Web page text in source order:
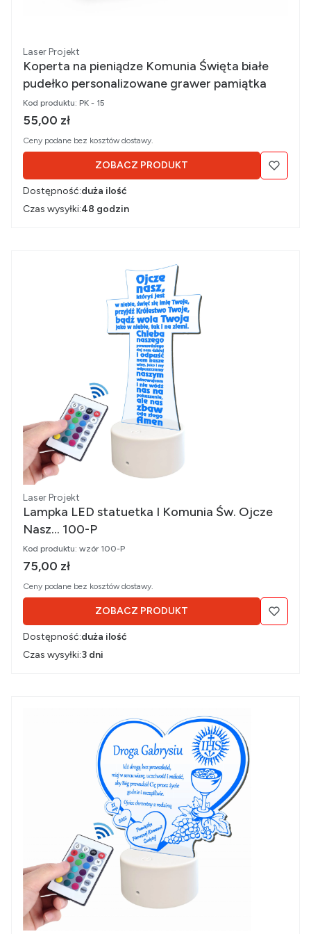
Producent
Laser Projekt
Koperta na pieniądze Komunia Święta białe
pudełko personalizowane grawer pamiątka
Kod produktu: PK - 15
Cena brutto
55,00 zł
Ceny podane bez kosztów dostawy.
ZOBACZ PRODUKT
Dostępność:duża ilość
Czas wysyłki:48 godzin
Producent
Laser Projekt
Lampka LED statuetka I Komunia Św. Ojcze
Nasz... 100-P
Kod produktu: wzór 100-P
Cena brutto
75,00 zł
Ceny podane bez kosztów dostawy.
ZOBACZ PRODUKT
Dostępność:duża ilość
Czas wysyłki:3 dni